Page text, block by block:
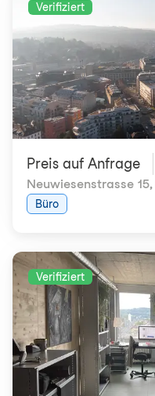
Verifiziert
Preis auf Anfrage
Neuwiesenstrasse 15,
Büro
Verifiziert